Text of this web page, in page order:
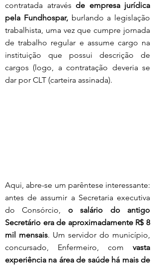
contratada através de empresa jurídica
pela Fundhospar, burlando a legislação
trabalhista, uma vez que cumpre jornada
de trabalho regular e assume cargo na
instituição que possui descrição de
cargos (logo, a contratação deveria se
dar por CLT (carteira assinada).
Aqui, abre-se um parêntese interessante:
antes de assumir a Secretaria executiva
do Consórcio, o salário do antigo
Secretário era de aproximadamente R$ 8
mil mensais. Um servidor do município,
concursado, Enfermeiro, com vasta
experiência na área de saúde há mais de